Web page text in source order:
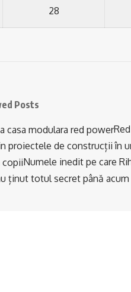
28
Posts
proiectele de construcții în
Numele inedit pe care
ținut totul secret până acum